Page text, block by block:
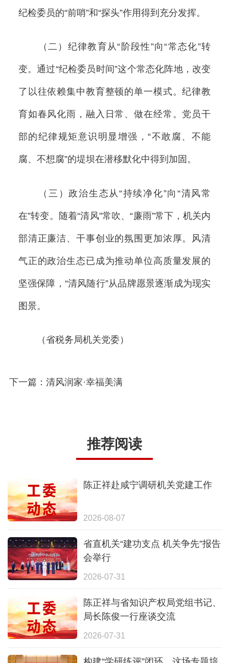
纪检委员的“前哨”和“探头”作用得到充分发挥。
（二）纪律教育从“阶段性”向“常态化”转
变。通过“纪检委员时间”这个常态化阵地，改变
了以往依赖集中教育整顿的单一模式。纪律教
育如春风化雨，融入日常、做在经常。党员干
部的纪律规矩意识明显增强，“不敢腐、不能
腐、不想腐”的堤坝在潜移默化中得到加固。
（三）政治生态从“持续净化”向“清风常
在”转变。随着“清风”常吹、“廉雨”常下，机关内
部清正廉洁、干事创业的氛围更加浓厚。风清
气正的政治生态已成为推动单位高质量发展的
坚强保障，“清风随行”从品牌愿景逐渐成为现实
图景。
（省税务局机关党委）
下一篇：清风润家·幸福美满
推荐阅读
陈正祥赴咸宁调研机关党建工作
2026-08-07
省直机关“建功支点 机关争先”报告
会举行
2026-07-31
陈正祥与省知识产权局党组书记、
局长陈俊一行座谈交流
2026-07-31